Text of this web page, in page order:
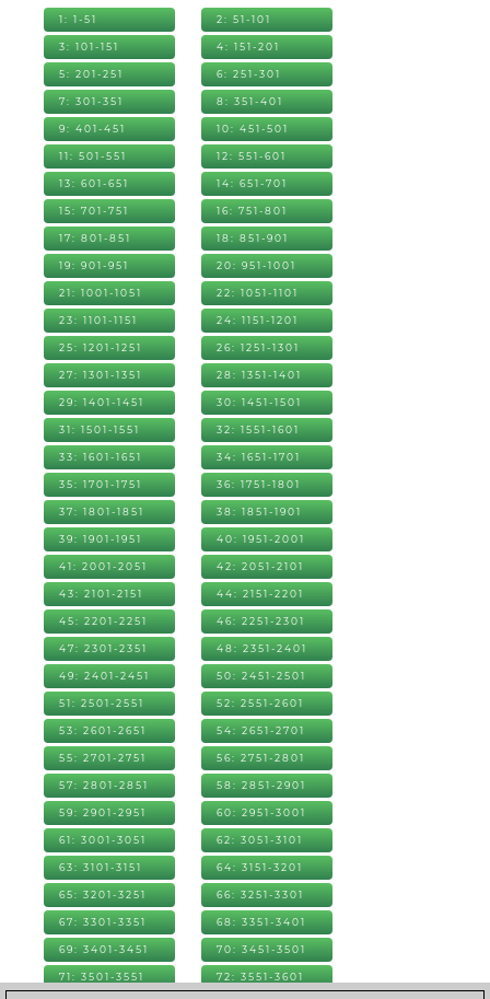
1: 1-51 2: 51-101
3: 101-151 4: 151-201
5: 201-251 6: 251-301
7: 301-351 8: 351-401
9: 401-451 10: 451-501
11: 501-551 12: 551-601
13: 601-651 14: 651-701
15: 701-751 16: 751-801
17: 801-851 18: 851-901
19: 901-951 20: 951-1001
21: 1001-1051 22: 1051-1101
23: 1101-1151 24: 1151-1201
25: 1201-1251 26: 1251-1301
27: 1301-1351 28: 1351-1401
29: 1401-1451 30: 1451-1501
31: 1501-1551 32: 1551-1601
33: 1601-1651 34: 1651-1701
35: 1701-1751 36: 1751-1801
37: 1801-1851 38: 1851-1901
39: 1901-1951 40: 1951-2001
41: 2001-2051 42: 2051-2101
43: 2101-2151 44: 2151-2201
45: 2201-2251 46: 2251-2301
47: 2301-2351 48: 2351-2401
49: 2401-2451 50: 2451-2501
51: 2501-2551 52: 2551-2601
53: 2601-2651 54: 2651-2701
55: 2701-2751 56: 2751-2801
57: 2801-2851 58: 2851-2901
59: 2901-2951 60: 2951-3001
61: 3001-3051 62: 3051-3101
63: 3101-3151 64: 3151-3201
65: 3201-3251 66: 3251-3301
67: 3301-3351 68: 3351-3401
69: 3401-3451 70: 3451-3501
71: 3501-3551 72: 3551-3601